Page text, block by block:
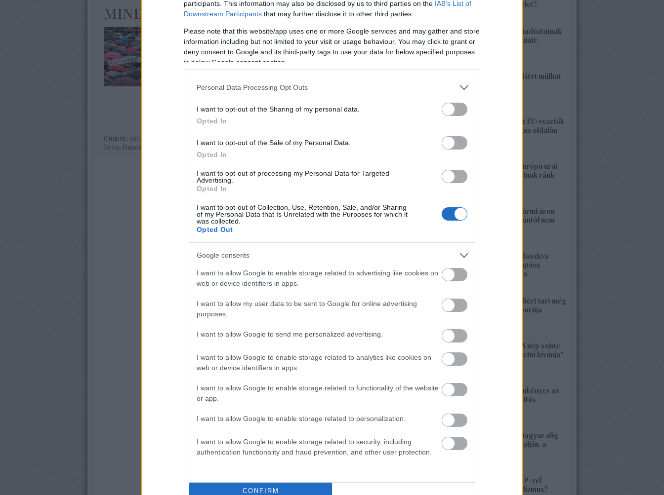
participants. This information may also be disclosed by us to third parties on the IAB’s List of
Downstream Participants that may further disclose it to other third parties.
Please note that this website/app uses one or more Google services and may gather and store
information including but not limited to your visit or usage behaviour. You may click to grant or
deny consent to Google and its third-party tags to use your data for below specified purposes
in below Google consent section.
Personal Data Processing Opt Outs
I want to opt-out of the Sharing of my personal data.
Opted In
I want to opt-out of the Sale of my Personal Data.
Opted In
I want to opt-out of processing my Personal Data for Targeted
Advertising.
Opted In
I want to opt-out of Collection, Use, Retention, Sale, and/or Sharing
of my Personal Data that Is Unrelated with the Purposes for which it
was collected.
Opted Out
Google consents
I want to allow Google to enable storage related to advertising like cookies on
web or device identifiers in apps.
I want to allow my user data to be sent to Google for online advertising
purposes.
I want to allow Google to send me personalized advertising.
I want to allow Google to enable storage related to analytics like cookies on
web or device identifiers in apps.
I want to allow Google to enable storage related to functionality of the website
or app.
I want to allow Google to enable storage related to personalization.
I want to allow Google to enable storage related to security, including
authentication functionality and fraud prevention, and other user protection.
CONFIRM
mindent
Az üzletnyitvatartási népszavazási játszma újabb fordulatai azt
jelzik: meghátrálásra késztethető, de legalábbis zavarba
hozható a hatalom. Mostanában új jelenségnek lehetünk tanúi.
Lassacskán kiderül, hogy mégiscsak van értelme az
médiamunkások…
Címkék: oktatás
Ilona Finkelstein Erdösi Lászlóné,Töreky Géza
különleges hadművelet?
1425. BEKIÁLTÁS: Riadóztatnak
az ukrán-fasizmus miatt:
„Európa vigyázz!”
1424. BEKIÁLTÁS: Miért múlhat
ki a Népszava is?
1423. BEKIÁLTÁS: Az EU-vezetők
a banderista-fasizmus oldalán
2026. május 28. 00:23
1422. BEKIÁLTÁS: Európa urai
nagy háborút hozhatnak ránk
2026. május 26. 11:25
1421. BEKIÁLTÁS: Bármi áron
megszabadulni Orbántól nem
1420. BEKIÁLTÁS: Moszkva
nagyerejű válaszcsapása
ukrajnai célpontokra
2026. május 24. 13:48
1419. BEKIÁLTÁS: Miért tart még
sokáig a Nyugat háborúja
2026. május 23. 17:35
1418. BEKIÁLTÁS: „A nép szinte
bárkit követ, aki vezetni kívánja”
2026. május 22. 18:18
1417. BEKIÁLTÁS: Önkényes az
alaptörvény-módosítás
1416. BEKIÁLTÁS: Magyar alig
volt, alig van Kárpátalján, a
veszély összetett!
1415. BEKIÁLTÁS: MP-vel
visszatérne a szocializmus?